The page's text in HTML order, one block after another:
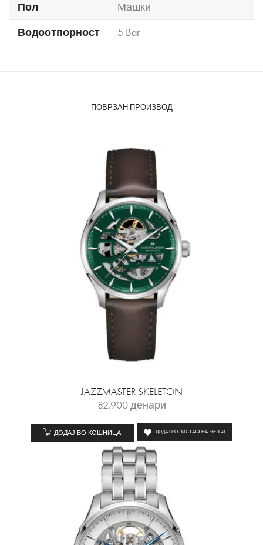
Пол
Машки
Водоотпорност
5 Bar
ПОВРЗАН ПРОИЗВОД
JAZZMASTER SKELETON
82.900денари
ДОДАЈ ВО КОШНИЦА ДОДАЈ ВО ЛИСТАТА НА ЖЕЛБИ